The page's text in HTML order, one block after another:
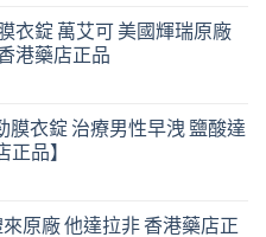
衣錠 萬艾可 美國輝瑞原廠
港藥店正品
膜衣錠 治療男性早洩 鹽酸達
品】
原廠 他達拉非 香港藥店正